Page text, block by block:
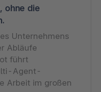
ohne die
Unternehmens
Abläufe
führt
Agent-
Arbeit im großen